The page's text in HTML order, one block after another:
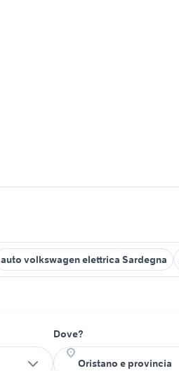
auto volkswagen elettrica Sardegna
Dove?